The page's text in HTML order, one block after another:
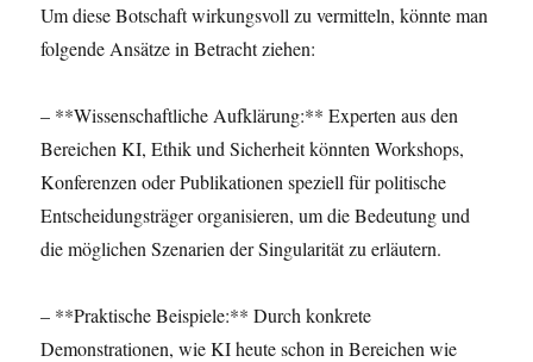
Um diese Botschaft wirkungsvoll zu vermitteln, könnte man
folgende Ansätze in Betracht ziehen:
– **Wissenschaftliche Aufklärung:** Experten aus den
Bereichen KI, Ethik und Sicherheit könnten Workshops,
Konferenzen oder Publikationen speziell für politische
Entscheidungsträger organisieren, um die Bedeutung und
die möglichen Szenarien der Singularität zu erläutern.
– **Praktische Beispiele:** Durch konkrete
Demonstrationen, wie KI heute schon in Bereichen wie